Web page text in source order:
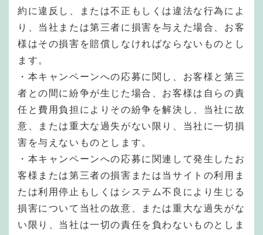
約に違反し、または不正もしくは違法な行為によ
り、当社または第三者に損害を与えた場合、お客
様はその損害を賠償しなければならないものとし
ます。
・本キャンペーンへの応募に関し、お客様と第三
者との間に紛争が生じた場合、お客様は自らの責
任と費用負担によりその紛争を解決し、当社に故
意、または重大な過失がない限り、当社に一切損
害を与えないものとします。
・本キャンペーンへの応募に関連して発生したお
客様または第三者の損害または当サイトの利用ま
たは利用停止もしくはシステム不良により生じる
損害について当社の故意、または重大な過失がな
い限り、当社は一切の責任を負わないものとしま